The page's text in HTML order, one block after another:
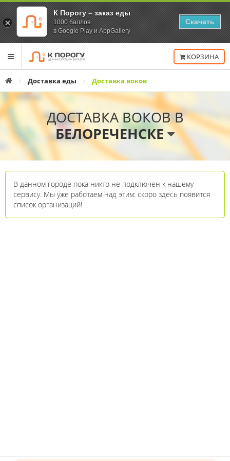
Переключить
КОРЗИНА
ГлавнаяДоставка еды Доставка воков
ДОСТАВКА ВОКОВ В
БЕЛОРЕЧЕНСКЕ
Список
организаций
В данном городе пока никто не подключен к нашему
сервису. Мы уже работаем над этим: скоро здесь появится
список организаций!
К Порогу – заказ еды
1000 баллов
в Google Play и AppGallery
Скачать